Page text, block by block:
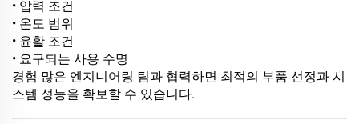
• 압력 조건
• 온도 범위
• 윤활 조건
• 요구되는 사용 수명
경험 많은 엔지니어링 팀과 협력하면 최적의 부품 선정과 시
스템 성능을 확보할 수 있습니다.